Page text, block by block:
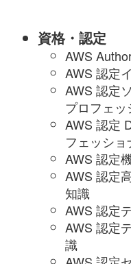
資格・認定
AWS
AWS 認定
AWS 認定
プロフェ
AWS 認定
フェッショ
AWS 認定
AWS 認定
知識
AWS 認定
AWS 認定
識